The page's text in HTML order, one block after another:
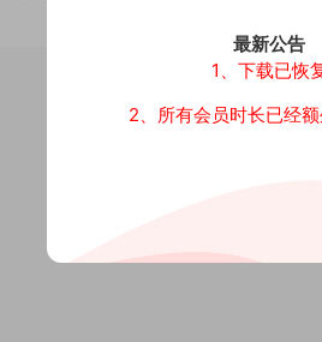
最新公告
1、下载已恢
2、所有会员时长已经